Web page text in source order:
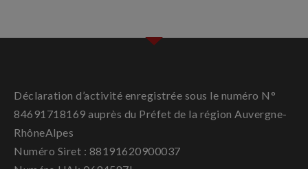
Déclaration d’activité enregistrée sous le numéro N°
84691718169 auprès du Préfet de la région Auvergne-
RhôneAlpes
Numéro Siret : 88191620900037